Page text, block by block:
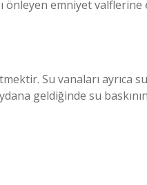
önleyen emniyet
Su vanaları ayrıca
geldiğinde su